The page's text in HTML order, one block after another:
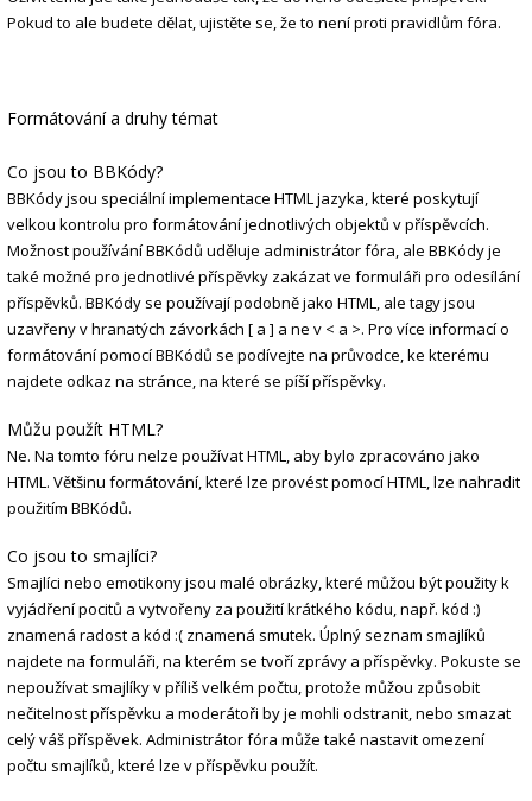
Pokud to ale budete dělat, ujistěte se, že to není proti pravidlům fóra.
Formátování a druhy témat
Co jsou to BBKódy?
BBKódy jsou speciální implementace HTML jazyka, které poskytují
velkou kontrolu pro formátování jednotlivých objektů v příspěvcích.
Možnost používání BBKódů uděluje administrátor fóra, ale BBKódy je
také možné pro jednotlivé příspěvky zakázat ve formuláři pro odesílání
příspěvků. BBKódy se používají podobně jako HTML, ale tagy jsou
uzavřeny v hranatých závorkách [ a ] a ne v < a >. Pro více informací o
formátování pomocí BBKódů se podívejte na průvodce, ke kterému
najdete odkaz na stránce, na které se píší příspěvky.
Můžu použít HTML?
Ne. Na tomto fóru nelze používat HTML, aby bylo zpracováno jako
HTML. Většinu formátování, které lze provést pomocí HTML, lze nahradit
použitím BBKódů.
Co jsou to smajlíci?
Smajlíci nebo emotikony jsou malé obrázky, které můžou být použity k
vyjádření pocitů a vytvořeny za použití krátkého kódu, např. kód :)
znamená radost a kód :( znamená smutek. Úplný seznam smajlíků
najdete na formuláři, na kterém se tvoří zprávy a příspěvky. Pokuste se
nepoužívat smajlíky v příliš velkém počtu, protože můžou způsobit
nečitelnost příspěvku a moderátoři by je mohli odstranit, nebo smazat
celý váš příspěvek. Administrátor fóra může také nastavit omezení
počtu smajlíků, které lze v příspěvku použít.